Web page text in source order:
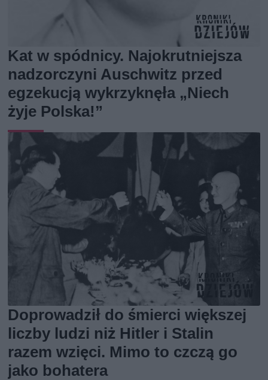
Kat w spódnicy. Najokrutniejsza
nadzorczyni Auschwitz przed
egzekucją wykrzyknęła „Niech
żyje Polska!”
Doprowadził do śmierci większej
liczby ludzi niż Hitler i Stalin
razem wzięci. Mimo to czczą go
jako bohatera